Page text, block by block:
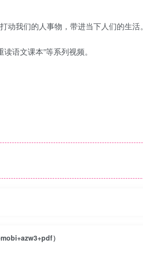
动我们的人事物，带进当下人们的生活。
语文课本”等系列视频。
）